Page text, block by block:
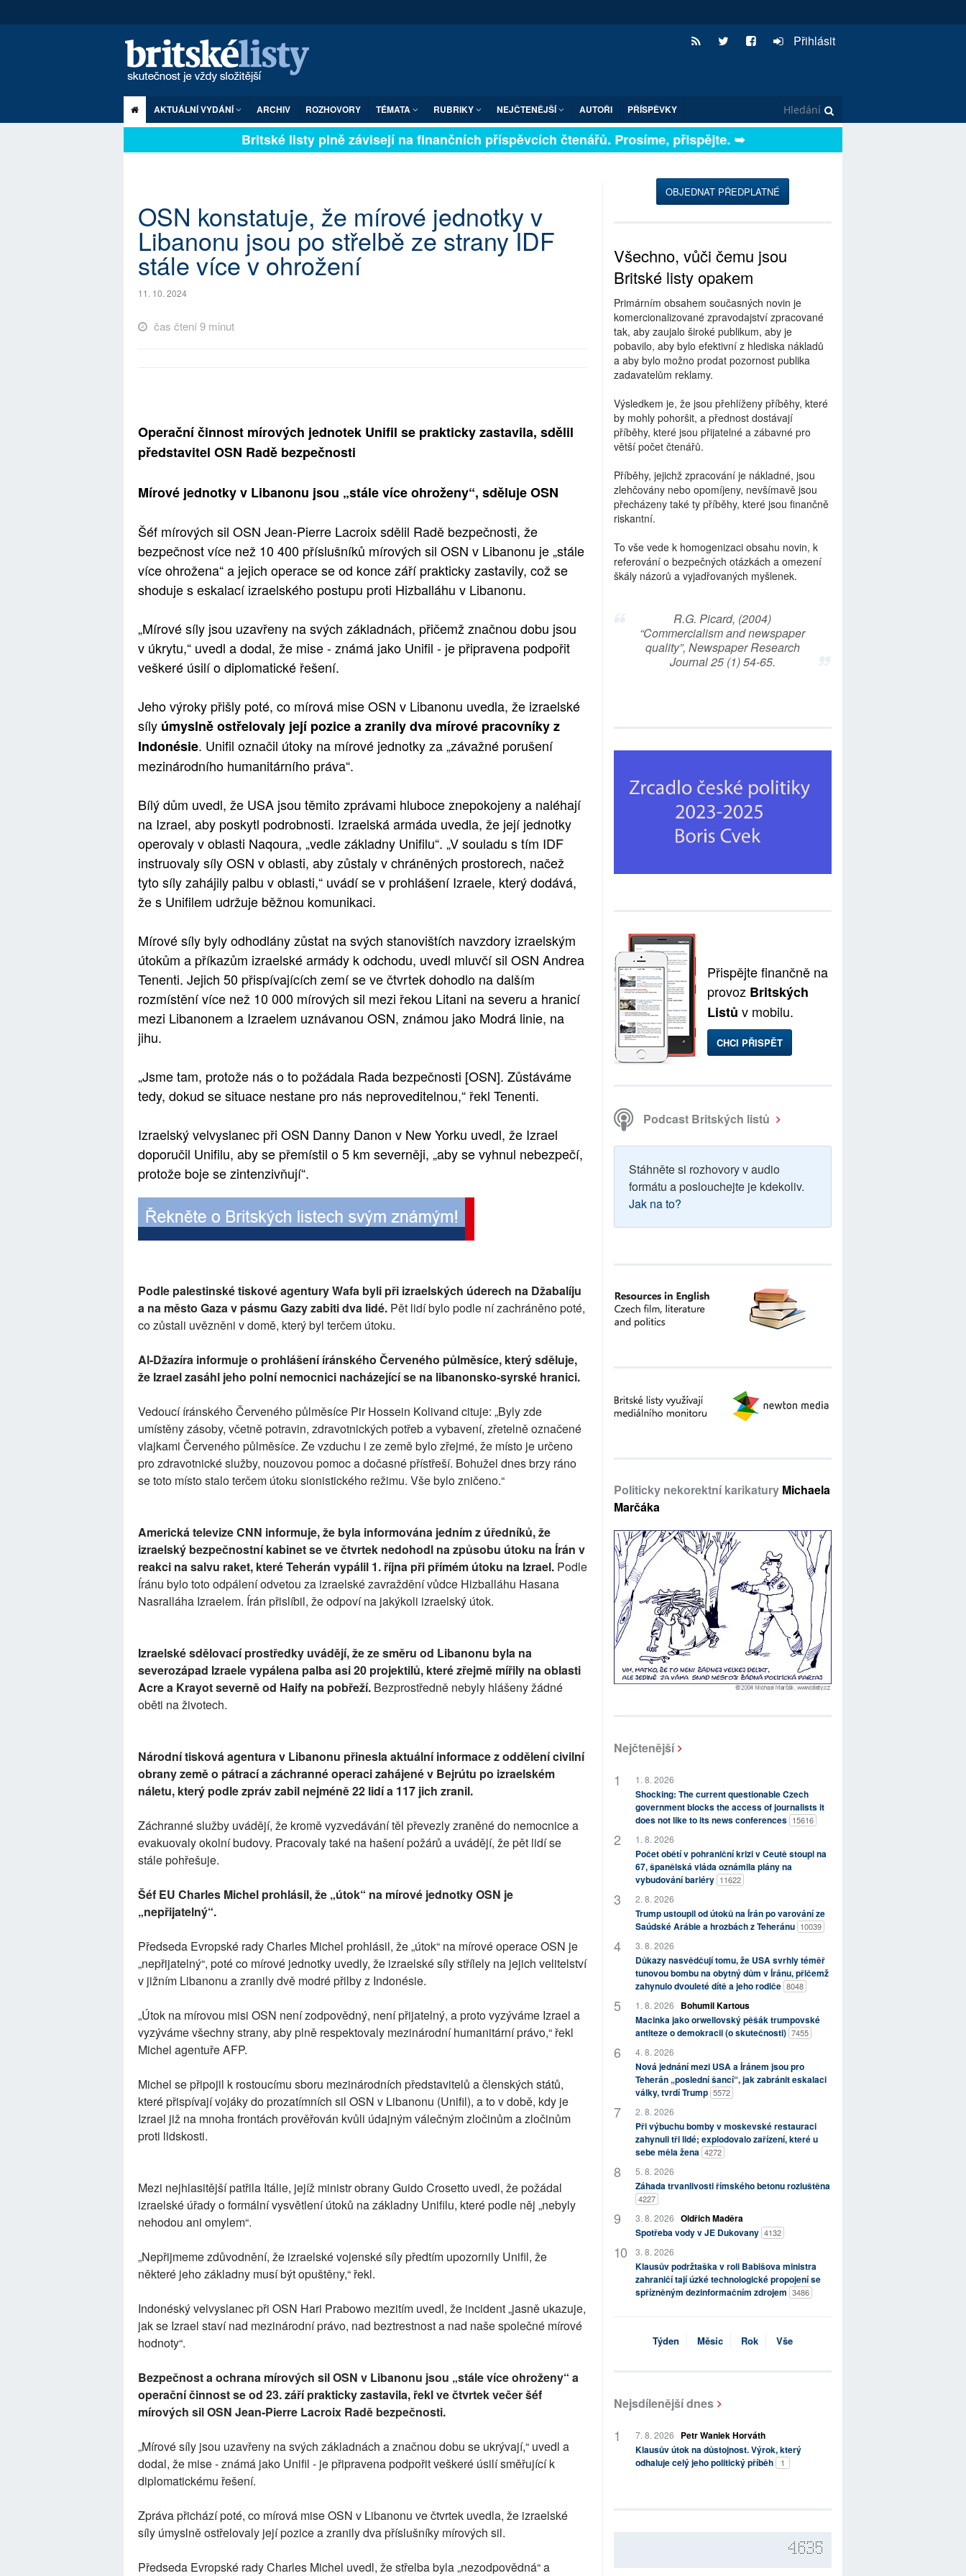
Přihlásit
AKTUÁLNÍ VYDÁNÍ ARCHIV ROZHOVORY TÉMATA RUBRIKY NEJČTENĚJŠÍ AUTOŘI PŘÍSPĚVKY
Britské listy plně závisejí na finančních příspěvcích čtenářů. Prosíme, přispějte. ➥
OSN konstatuje, že mírové jednotky v
Libanonu jsou po střelbě ze strany IDF
stále více v ohrožení
11. 10. 2024
čas čtení 9 minut
Operační činnost mírových jednotek Unifil se prakticky zastavila, sdělil
představitel OSN Radě bezpečnosti
Mírové jednotky v Libanonu jsou „stále více ohroženy“, sděluje OSN
Šéf mírových sil OSN Jean-Pierre Lacroix sdělil Radě bezpečnosti, že
bezpečnost více než 10 400 příslušníků mírových sil OSN v Libanonu je „stále
více ohrožena“ a jejich operace se od konce září prakticky zastavily, což se
shoduje s eskalací izraelského postupu proti Hizballáhu v Libanonu.
„Mírové síly jsou uzavřeny na svých základnách, přičemž značnou dobu jsou
v úkrytu,“ uvedl a dodal, že mise - známá jako Unifil - je připravena podpořit
veškeré úsilí o diplomatické řešení.
Jeho výroky přišly poté, co mírová mise OSN v Libanonu uvedla, že izraelské
síly úmyslně ostřelovaly její pozice a zranily dva mírové pracovníky z
Indonésie. Unifil označil útoky na mírové jednotky za „závažné porušení
mezinárodního humanitárního práva“.
Bílý dům uvedl, že USA jsou těmito zprávami hluboce znepokojeny a naléhají
na Izrael, aby poskytl podrobnosti. Izraelská armáda uvedla, že její jednotky
operovaly v oblasti Naqoura, „vedle základny Unifilu“. „V souladu s tím IDF
instruovaly síly OSN v oblasti, aby zůstaly v chráněných prostorech, načež
tyto síly zahájily palbu v oblasti,“ uvádí se v prohlášení Izraele, který dodává,
že s Unifilem udržuje běžnou komunikaci.
Mírové síly byly odhodlány zůstat na svých stanovištích navzdory izraelským
útokům a příkazům izraelské armády k odchodu, uvedl mluvčí sil OSN Andrea
Tenenti. Jejich 50 přispívajících zemí se ve čtvrtek dohodlo na dalším
rozmístění více než 10 000 mírových sil mezi řekou Litani na severu a hranicí
mezi Libanonem a Izraelem uznávanou OSN, známou jako Modrá linie, na
jihu.
„Jsme tam, protože nás o to požádala Rada bezpečnosti [OSN]. Zůstáváme
tedy, dokud se situace nestane pro nás neproveditelnou,“ řekl Tenenti.
Izraelský velvyslanec při OSN Danny Danon v New Yorku uvedl, že Izrael
doporučil Unifilu, aby se přemístil o 5 km severněji, „aby se vyhnul nebezpečí,
protože boje se zintenzivňují“.
Podle palestinské tiskové agentury Wafa byli při izraelských úderech na Džabalíju
a na město Gaza v pásmu Gazy zabiti dva lidé. Pět lidí bylo podle ní zachráněno poté,
co zůstali uvězněni v domě, který byl terčem útoku.
Al-Džazíra informuje o prohlášení íránského Červeného půlměsíce, který sděluje,
že Izrael zasáhl jeho polní nemocnici nacházející se na libanonsko-syrské hranici.
Vedoucí íránského Červeného půlměsíce Pir Hossein Kolivand cituje: „Byly zde
umístěny zásoby, včetně potravin, zdravotnických potřeb a vybavení, zřetelně označené
vlajkami Červeného půlměsíce. Ze vzduchu i ze země bylo zřejmé, že místo je určeno
pro zdravotnické služby, nouzovou pomoc a dočasné přístřeší. Bohužel dnes brzy ráno
se toto místo stalo terčem útoku sionistického režimu. Vše bylo zničeno.“
Americká televize CNN informuje, že byla informována jedním z úředníků, že
izraelský bezpečnostní kabinet se ve čtvrtek nedohodl na způsobu útoku na Írán v
reakci na salvu raket, které Teherán vypálil 1. října při přímém útoku na Izrael. Podle
Íránu bylo toto odpálení odvetou za izraelské zavraždění vůdce Hizballáhu Hasana
Nasralláha Izraelem. Írán přislíbil, že odpoví na jakýkoli izraelský útok.
Izraelské sdělovací prostředky uvádějí, že ze směru od Libanonu byla na
severozápad Izraele vypálena palba asi 20 projektilů, které zřejmě mířily na oblasti
Acre a Krayot severně od Haify na pobřeží. Bezprostředně nebyly hlášeny žádné
oběti na životech.
Národní tisková agentura v Libanonu přinesla aktuální informace z oddělení civilní
obrany země o pátrací a záchranné operaci zahájené v Bejrútu po izraelském
náletu, který podle zpráv zabil nejméně 22 lidí a 117 jich zranil.
Záchranné služby uvádějí, že kromě vyzvedávání těl převezly zraněné do nemocnice a
evakuovaly okolní budovy. Pracovaly také na hašení požárů a uvádějí, že pět lidí se
stále pohřešuje.
Šéf EU Charles Michel prohlásil, že „útok“ na mírové jednotky OSN je
„nepřijatelný“.
Předseda Evropské rady Charles Michel prohlásil, že „útok“ na mírové operace OSN je
„nepřijatelný“, poté co mírové jednotky uvedly, že izraelské síly střílely na jejich velitelství
v jižním Libanonu a zranily dvě modré přilby z Indonésie.
„Útok na mírovou misi OSN není zodpovědný, není přijatelný, a proto vyzýváme Izrael a
vyzýváme všechny strany, aby plně respektovaly mezinárodní humanitární právo,“ řekl
Michel agentuře AFP.
Michel se připojil k rostoucímu sboru mezinárodních představitelů a členských států,
které přispívají vojáky do prozatímních sil OSN v Libanonu (Unifil), a to v době, kdy je
Izrael již na mnoha frontách prověřován kvůli údajným válečným zločinům a zločinům
proti lidskosti.
Mezi nejhlasitější patřila Itálie, jejíž ministr obrany Guido Crosetto uvedl, že požádal
izraelské úřady o formální vysvětlení útoků na základny Unifilu, které podle něj „nebyly
nehodou ani omylem“.
„Nepřijmeme zdůvodnění, že izraelské vojenské síly předtím upozornily Unifil, že
některé jeho základny musí být opuštěny,“ řekl.
Indonéský velvyslanec při OSN Hari Prabowo mezitím uvedl, že incident „jasně ukazuje,
jak se Izrael staví nad mezinárodní právo, nad beztrestnost a nad naše společné mírové
hodnoty“.
Bezpečnost a ochrana mírových sil OSN v Libanonu jsou „stále více ohroženy“ a
operační činnost se od 23. září prakticky zastavila, řekl ve čtvrtek večer šéf
mírových sil OSN Jean-Pierre Lacroix Radě bezpečnosti.
„Mírové síly jsou uzavřeny na svých základnách a značnou dobu se ukrývají,“ uvedl a
dodal, že mise - známá jako Unifil - je připravena podpořit veškeré úsilí směřující k
diplomatickému řešení.
Zpráva přichází poté, co mírová mise OSN v Libanonu ve čtvrtek uvedla, že izraelské
síly úmyslně ostřelovaly její pozice a zranily dva příslušníky mírových sil.
Předseda Evropské rady Charles Michel uvedl, že střelba byla „nezodpovědná“ a
OBJEDNAT PŘEDPLATNÉ
Všechno, vůči čemu jsou
Britské listy opakem
Primárním obsahem současných novin je
komercionalizované zpravodajství zpracované
tak, aby zaujalo široké publikum, aby je
pobavilo, aby bylo efektivní z hlediska nákladů
a aby bylo možno prodat pozornost publika
zadavatelům reklamy.
Výsledkem je, že jsou přehlíženy příběhy, které
by mohly pohoršit, a přednost dostávají
příběhy, které jsou přijatelné a zábavné pro
větší počet čtenářů.
Příběhy, jejichž zpracování je nákladné, jsou
zlehčovány nebo opomíjeny, nevšímavě jsou
přecházeny také ty příběhy, které jsou finančně
riskantní.
To vše vede k homogenizaci obsahu novin, k
referování o bezpečných otázkách a omezení
škály názorů a vyjadřovaných myšlenek.
R.G. Picard, (2004)
“Commercialism and newspaper
quality”, Newspaper Research
Journal 25 (1) 54-65.
Přispějte finančně na
provoz Britských
Listů v mobilu.
CHCI PŘISPĚT
Podcast Britských listů
Stáhněte si rozhovory v audio
formátu a poslouchejte je kdekoliv.
Jak na to?
Politicky nekorektní karikatury Michaela
Marčáka
Nejčtenější
1. 8. 2026
Shocking: The current questionable Czech
government blocks the access of journalists it
does not like to its news conferences 15616
1. 8. 2026
Počet obětí v pohraniční krizi v Ceutě stoupl na
67, španělská vláda oznámila plány na
vybudování bariéry 11622
2. 8. 2026
Trump ustoupil od útoků na Írán po varování ze
Saúdské Arábie a hrozbách z Teheránu 10039
3. 8. 2026
Důkazy nasvědčují tomu, že USA svrhly téměř
tunovou bombu na obytný dům v Íránu, přičemž
zahynulo dvouleté dítě a jeho rodiče 8048
1. 8. 2026
Bohumil Kartous
Macinka jako orwellovský pěšák trumpovské
antiteze o demokracii (o skutečnosti) 7455
4. 8. 2026
Nová jednání mezi USA a Íránem jsou pro
Teherán „poslední šancí“, jak zabránit eskalaci
války, tvrdí Trump 5572
2. 8. 2026
Při výbuchu bomby v moskevské restauraci
zahynuli tři lidé; explodovalo zařízení, které u
sebe měla žena 4272
5. 8. 2026
Záhada trvanlivosti římského betonu rozluštěna
4227
3. 8. 2026 Oldřich Maděra
Spotřeba vody v JE Dukovany 4132
3. 8. 2026
Klausův podržtaška v roli Babišova ministra
zahraničí tají úzké technologické propojení se
spřízněným dezinformačním zdrojem 3486
Týden Měsíc Rok Vše
Nejsdílenější dnes
7. 8. 2026
Petr Waniek Horváth
Klausův útok na důstojnost. Výrok, který
odhaluje celý jeho politický příběh
1
4635